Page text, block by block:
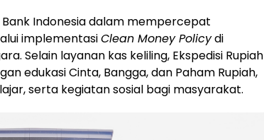
Indonesia dalam mempercepat
implementasiClean Money Policydi
Selain layanan kas keliling, Ekspedisi Rupiah
edukasi Cinta, Bangga, dan Paham Rupiah,
serta kegiatan sosial bagi masyarakat.